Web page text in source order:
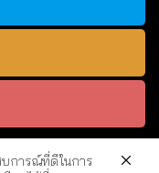
บการณ์ที่ดีในการ